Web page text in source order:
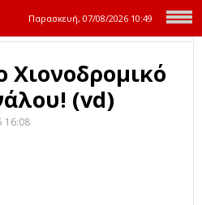
Παρασκευή, 07/08/2026 10:49
Χιονοδρομικό
(vd)
16:08